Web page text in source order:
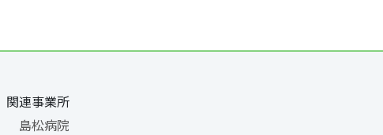
関連事業所
島松病院